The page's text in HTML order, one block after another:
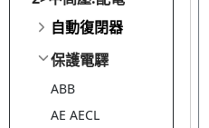
自動復閉器
保護電驛
ABB
AE AECL